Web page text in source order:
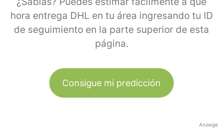
hora entrega DHL en tu área ingresando tu ID
de seguimiento en la parte superior de esta
página.
Consigue mi predicción
Anzeige